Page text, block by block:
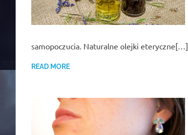
samopoczucia. Naturalne olejki eteryczne[…]
READ MORE